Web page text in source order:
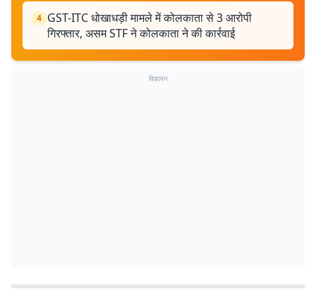
4 GST-ITC धोखाधड़ी मामले में कोलकाता से 3 आरोपी
गिरफ्तार, असम STF ने कोलकाता ने की कार्रवाई
विज्ञापन